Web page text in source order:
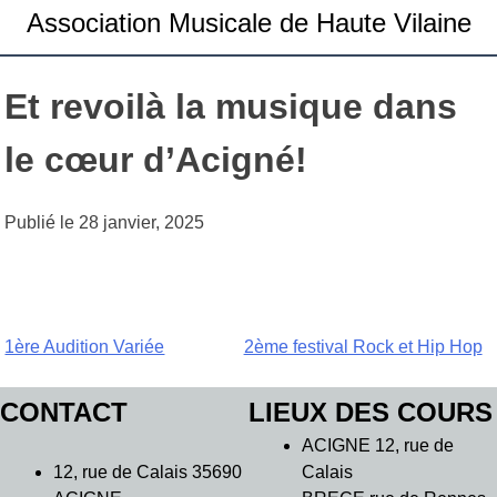
Association Musicale de Haute Vilaine
Et revoilà la musique dans
le cœur d’Acigné!
Publié le28 janvier, 2025
Navigation
de
1ère Audition Variée 2ème festival Rock et Hip Hop
CONTACT
12, rue de Calais 35690
LIEUX DES COURS
ACIGNE 12, rue de
Calais